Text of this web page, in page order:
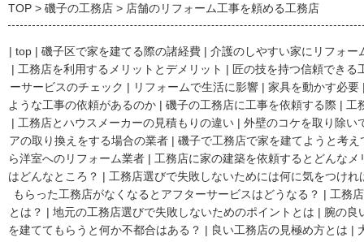
TOP 磯子の工務店 店舗のリフォーム工事を頼める工務店
| top | 磯子区で家を建てる際の諸経費 | 介護のしやすい家にリフォー
| 工務店を利用するメリットとデメリット | 匠の技を持つ信頼できる
ーサービスのチェック | リフォームで生活に影響 | 家具を動かす必要
ような工事の依頼があるのか | 磯子の工務店に工事を依頼する際 | 工
| 工務店とハウスメーカーの見積もりの違い | 外壁のコケを取り除い
アの取り換えをする場合の業者 | 磯子で工務店で家を建てようと考え
ら洋室へのリフォーム業者 | 工務店に家の建築を依頼するとどんなメ
はどんなところ？ | 工務店選びで失敗しないためには何に気をつけれ
もらった工務店がなくなるとアフターサービスはどうなる？ | 工務
とは？ | 地元の工務店選びで失敗しないためのポイントとは | 腕の良
を建ててもらうと何か不都合はある？ | 良い工務店の見極め方とは |